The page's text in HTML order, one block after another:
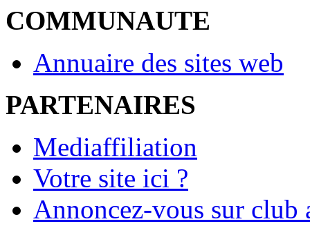
COMMUNAUTE
Annuaire des sites web
PARTENAIRES
Mediaffiliation
Votre site ici ?
Annoncez-vous sur